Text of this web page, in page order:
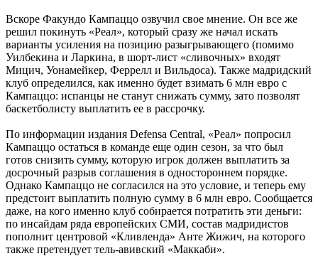
Вскоре Факундо Кампаццо озвучил свое мнение. Он все же
решил покинуть «Реал», который сразу же начал искать
варианты усиления на позицию разыгрывающего (помимо
Уилбекина и Ларкина, в шорт-лист «сливочных» входят
Мицич, Уонамейкер, Феррелл и Вильдоса). Также мадридский
клуб определился, как именно будет взимать 6 млн евро с
Кампаццо: испанцы не станут снижать сумму, зато позволят
баскетболисту выплатить ее в рассрочку.
По информации издания Defensa Central, «Реал» попросил
Кампаццо остаться в команде еще один сезон, за что был
готов снизить сумму, которую игрок должен выплатить за
досрочный разрыв соглашения в одностороннем порядке.
Однако Кампаццо не согласился на это условие, и теперь ему
предстоит выплатить полную сумму в 6 млн евро. Сообщается
даже, на кого именно клуб собирается потратить эти деньги:
по инсайдам ряда европейских СМИ, состав мадридистов
пополнит центровой «Кливленда» Анте Жижич, на которого
также претендует тель-авивский «Маккаби».